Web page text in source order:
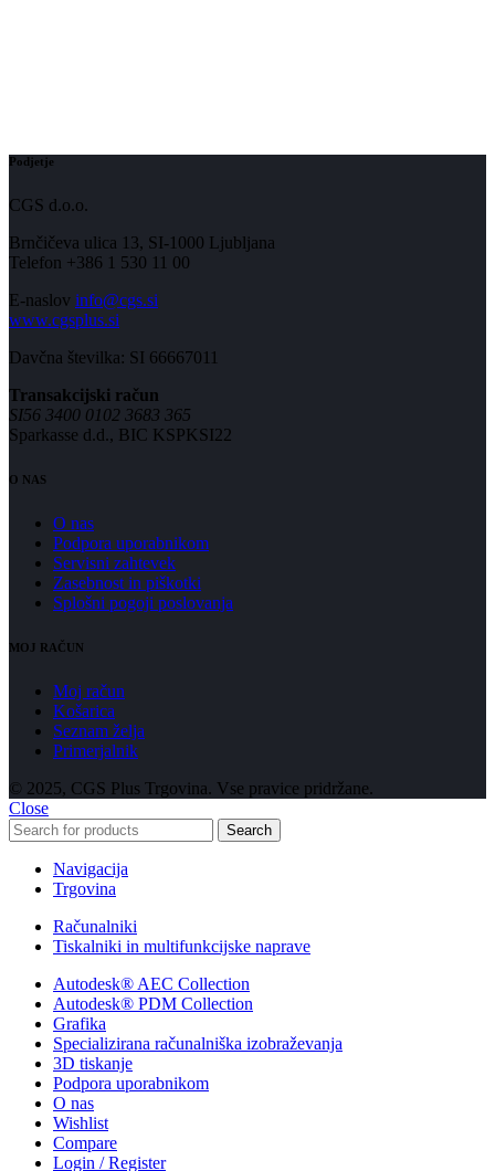
Podjetje
CGS d.o.o.
Brnčičeva ulica 13, SI-1000 Ljubljana
Telefon +386 1 530 11 00
E-naslov info@cgs.si
www.cgsplus.si
Davčna številka: SI 66667011
Transakcijski račun
SI56 3400 0102 3683 365
Sparkasse d.d., BIC KSPKSI22
O NAS
O nas
Podpora uporabnikom
Servisni zahtevek
Zasebnost in piškotki
Splošni pogoji poslovanja
MOJ RAČUN
Moj račun
Košarica
Seznam želja
Primerjalnik
© 2025, CGS Plus Trgovina. Vse pravice pridržane.
Close
Search
Navigacija
Trgovina
Računalniki
Tiskalniki in multifunkcijske naprave
Autodesk® AEC Collection
Autodesk® PDM Collection
Grafika
Specializirana računalniška izobraževanja
3D tiskanje
Podpora uporabnikom
O nas
Wishlist
Compare
Login / Register